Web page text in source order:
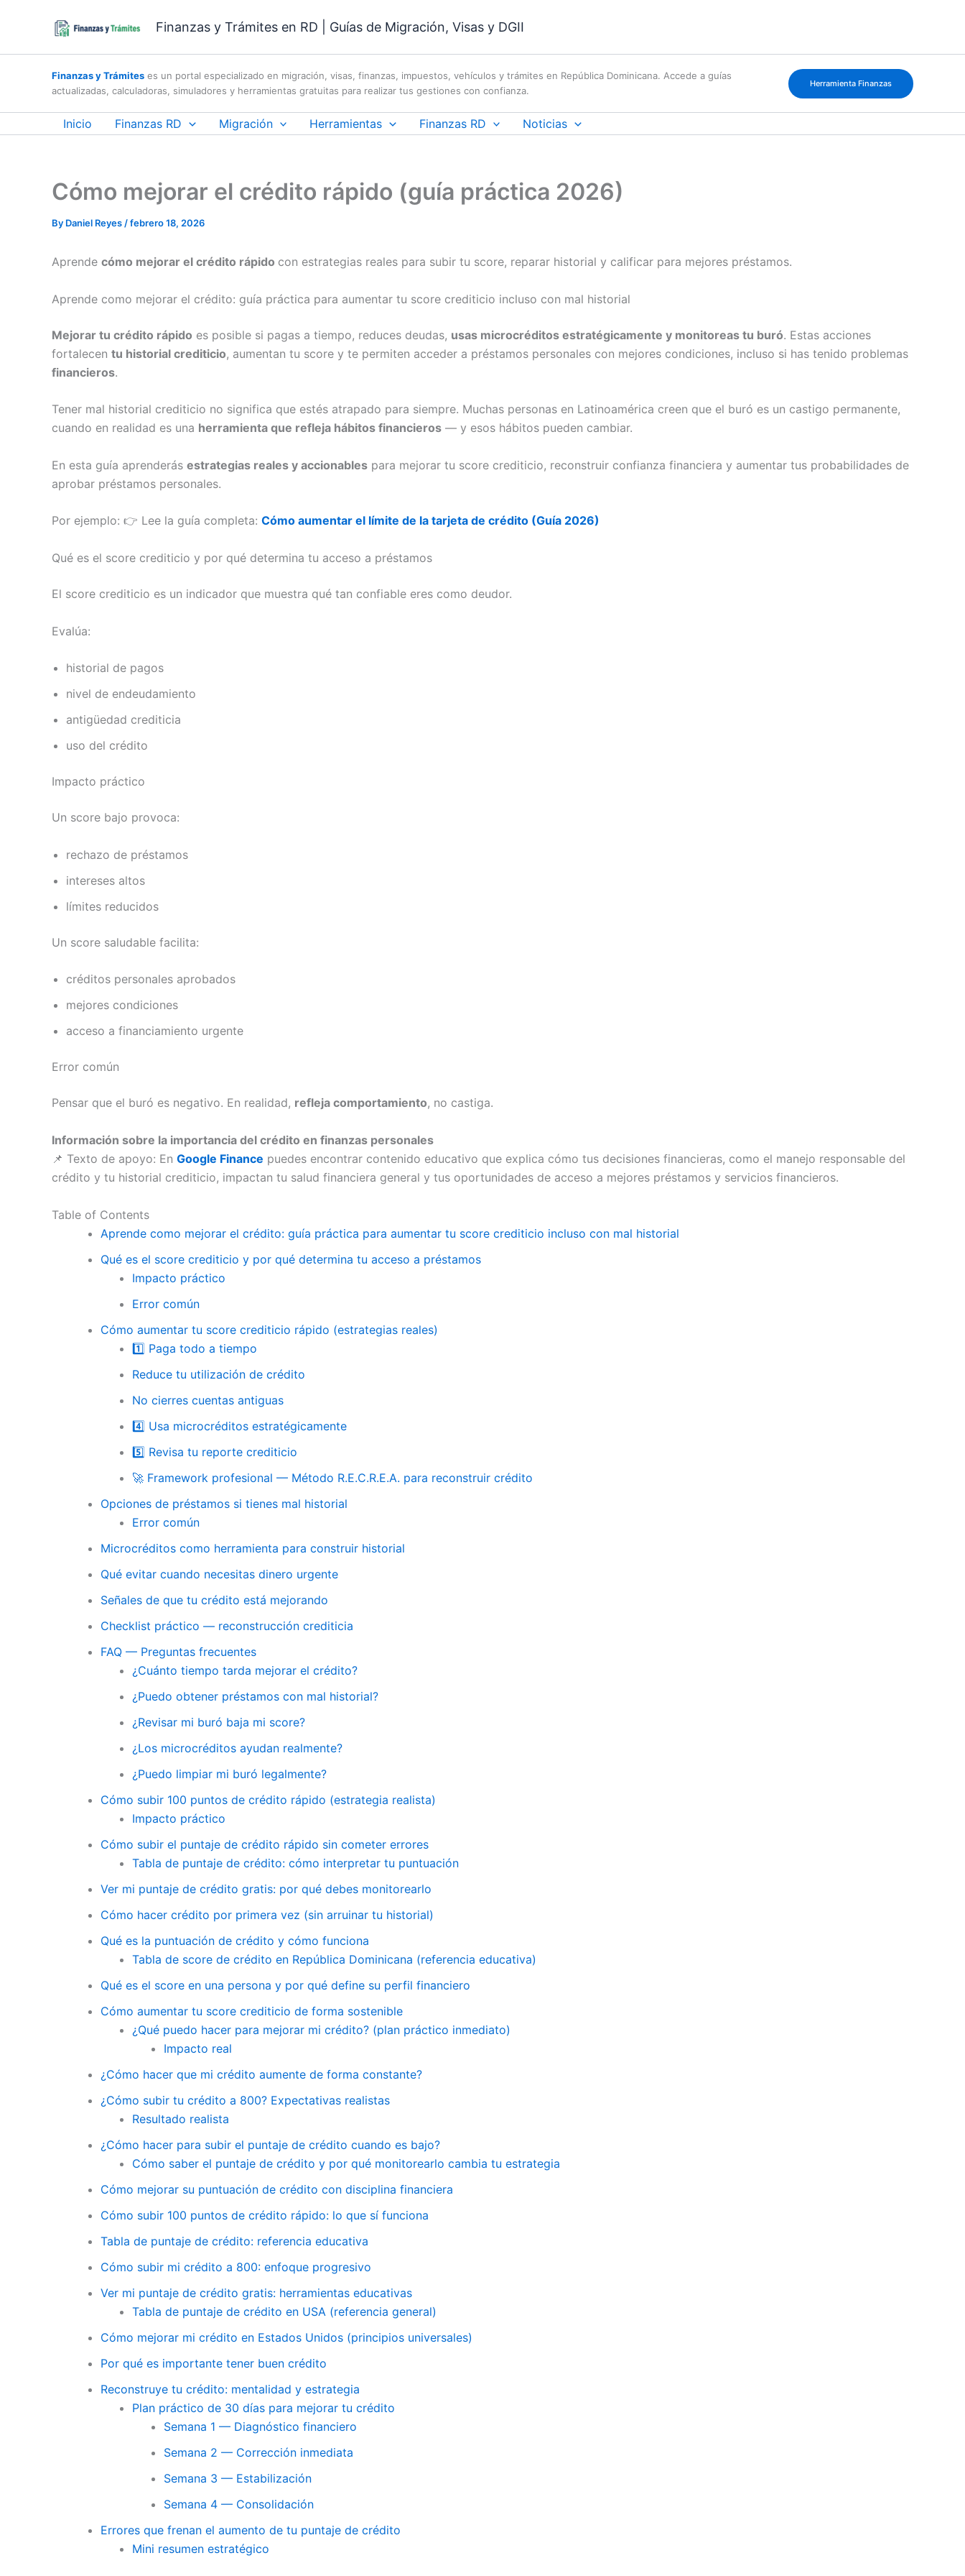
Finanzas y Trámites en RD | Guías de Migración, Visas y DGII
Finanzas y Trámites es un portal especializado en migración, visas, finanzas, impuestos, vehículos y trámites en República Dominicana. Accede a guías
actualizadas, calculadoras, simuladores y herramientas gratuitas para realizar tus gestiones con confianza.
Herramienta Finanzas
Inicio Finanzas RD Migración Herramientas Finanzas RD Noticias
Cómo mejorar el crédito rápido (guía práctica 2026)
By Daniel Reyes /febrero 18, 2026
Aprende cómo mejorar el crédito rápido con estrategias reales para subir tu score, reparar historial y calificar para mejores préstamos.
Aprende como mejorar el crédito: guía práctica para aumentar tu score crediticio incluso con mal historial
Mejorar tu crédito rápido es posible si pagas a tiempo, reduces deudas, usas microcréditos estratégicamente y monitoreas tu buró. Estas acciones
fortalecen tu historial crediticio, aumentan tu score y te permiten acceder a préstamos personales con mejores condiciones, incluso si has tenido problemas
financieros.
Tener mal historial crediticio no significa que estés atrapado para siempre. Muchas personas en Latinoamérica creen que el buró es un castigo permanente,
cuando en realidad es una herramienta que refleja hábitos financieros — y esos hábitos pueden cambiar.
En esta guía aprenderás estrategias reales y accionables para mejorar tu score crediticio, reconstruir confianza financiera y aumentar tus probabilidades de
aprobar préstamos personales.
Por ejemplo: 👉 Lee la guía completa: Cómo aumentar el límite de la tarjeta de crédito (Guía 2026)
Qué es el score crediticio y por qué determina tu acceso a préstamos
El score crediticio es un indicador que muestra qué tan confiable eres como deudor.
Evalúa:
historial de pagos
nivel de endeudamiento
antigüedad crediticia
uso del crédito
Impacto práctico
Un score bajo provoca:
rechazo de préstamos
intereses altos
límites reducidos
Un score saludable facilita:
créditos personales aprobados
mejores condiciones
acceso a financiamiento urgente
Error común
Pensar que el buró es negativo. En realidad, refleja comportamiento, no castiga.
Información sobre la importancia del crédito en finanzas personales
📌 Texto de apoyo: En Google Finance puedes encontrar contenido educativo que explica cómo tus decisiones financieras, como el manejo responsable del
crédito y tu historial crediticio, impactan tu salud financiera general y tus oportunidades de acceso a mejores préstamos y servicios financieros.
Table of Contents
Aprende como mejorar el crédito: guía práctica para aumentar tu score crediticio incluso con mal historial
Qué es el score crediticio y por qué determina tu acceso a préstamos
Impacto práctico
Error común
Cómo aumentar tu score crediticio rápido (estrategias reales)
1️⃣ Paga todo a tiempo
Reduce tu utilización de crédito
No cierres cuentas antiguas
4️⃣ Usa microcréditos estratégicamente
5️⃣ Revisa tu reporte crediticio
🚀 Framework profesional — Método R.E.C.R.E.A. para reconstruir crédito
Opciones de préstamos si tienes mal historial
Error común
Microcréditos como herramienta para construir historial
Qué evitar cuando necesitas dinero urgente
Señales de que tu crédito está mejorando
Checklist práctico — reconstrucción crediticia
FAQ — Preguntas frecuentes
¿Cuánto tiempo tarda mejorar el crédito?
¿Puedo obtener préstamos con mal historial?
¿Revisar mi buró baja mi score?
¿Los microcréditos ayudan realmente?
¿Puedo limpiar mi buró legalmente?
Cómo subir 100 puntos de crédito rápido (estrategia realista)
Impacto práctico
Cómo subir el puntaje de crédito rápido sin cometer errores
Tabla de puntaje de crédito: cómo interpretar tu puntuación
Ver mi puntaje de crédito gratis: por qué debes monitorearlo
Cómo hacer crédito por primera vez (sin arruinar tu historial)
Qué es la puntuación de crédito y cómo funciona
Tabla de score de crédito en República Dominicana (referencia educativa)
Qué es el score en una persona y por qué define su perfil financiero
Cómo aumentar tu score crediticio de forma sostenible
¿Qué puedo hacer para mejorar mi crédito? (plan práctico inmediato)
Impacto real
¿Cómo hacer que mi crédito aumente de forma constante?
¿Cómo subir tu crédito a 800? Expectativas realistas
Resultado realista
¿Cómo hacer para subir el puntaje de crédito cuando es bajo?
Cómo saber el puntaje de crédito y por qué monitorearlo cambia tu estrategia
Cómo mejorar su puntuación de crédito con disciplina financiera
Cómo subir 100 puntos de crédito rápido: lo que sí funciona
Tabla de puntaje de crédito: referencia educativa
Cómo subir mi crédito a 800: enfoque progresivo
Ver mi puntaje de crédito gratis: herramientas educativas
Tabla de puntaje de crédito en USA (referencia general)
Cómo mejorar mi crédito en Estados Unidos (principios universales)
Por qué es importante tener buen crédito
Reconstruye tu crédito: mentalidad y estrategia
Plan práctico de 30 días para mejorar tu crédito
Semana 1 — Diagnóstico financiero
Semana 2 — Corrección inmediata
Semana 3 — Estabilización
Semana 4 — Consolidación
Errores que frenan el aumento de tu puntaje de crédito
Mini resumen estratégico